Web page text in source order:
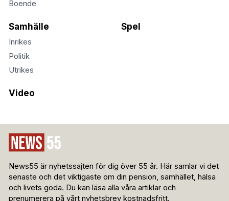
Boende
Samhälle
Inrikes
Politik
Utrikes
Spel
Video
News55 är nyhetssajten för dig över 55 år. Här samlar vi det
senaste och det viktigaste om din pension, samhället, hälsa
och livets goda. Du kan läsa alla våra artiklar och
prenumerera på vårt nyhetsbrev kostnadsfritt.